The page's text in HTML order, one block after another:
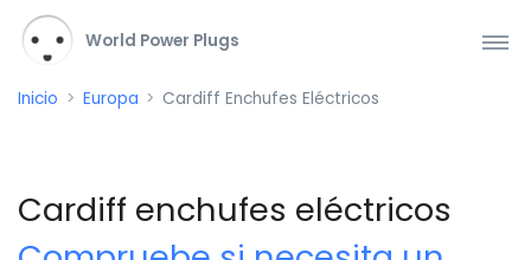
World Power Plugs
Inicio Europa Cardiff Enchufes Eléctricos
Cardiff enchufes eléctricos